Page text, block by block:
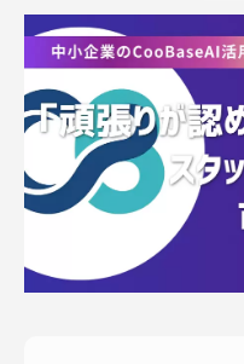
ホームページ制作
コンテンツ
課題解決
制作実績
料金表
COMPANY
企業案内
会社概要
採用情報
よくある質問
PRODUCTS
運営サービス
ピッパサック